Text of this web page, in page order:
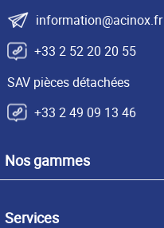
information@acinox.fr
+33 2 52 20 20 55
SAV pièces détachées
+33 2 49 09 13 46
Nos gammes
Services